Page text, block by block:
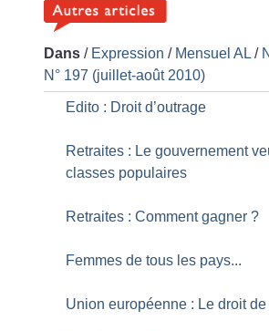
Dans / Expression / Mensuel AL /
N° 197 (juillet-août 2010)
Edito : Droit d’outrage
Retraites : Le gouvernement
classes populaires
Retraites : Comment gagner ?
Femmes de tous les pays...
Union européenne : Le droit